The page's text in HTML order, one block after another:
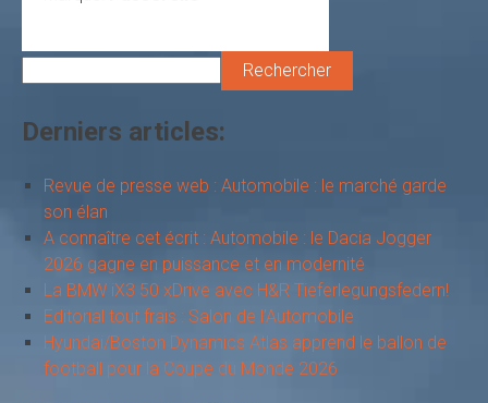
Rechercher
Derniers articles:
Revue de presse web : Automobile : le marché garde
son élan
A connaître cet écrit : Automobile : le Dacia Jogger
2026 gagne en puissance et en modernité
La BMW iX3 50 xDrive avec H&R Tieferlegungsfedern!
Editorial tout frais : Salon de l’Automobile
Hyundai/Boston Dynamics Atlas apprend le ballon de
football pour la Coupe du Monde 2026